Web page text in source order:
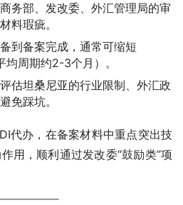
务部、发改委、外汇管理局的审
料瑕疵。
到备案完成，通常可缩短
周期约2-3个月）。
评估坦桑尼亚的行业限制、外汇政
免踩坑。
代办，在备案材料中重点突出技
用，顺利通过发改委“鼓励类”项